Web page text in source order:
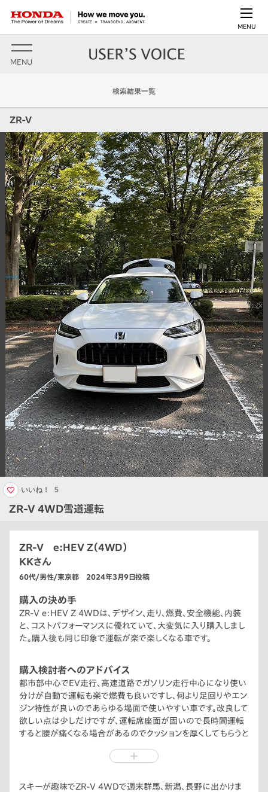
MENU
MENU
検索結果一覧
ZR-V
ZR-V 4WD雪道運転
いいね！ 5
ZR-V e:HEV Z（4WD）
KKさん
60代/男性/東京都 2024年3月9日投稿
購入の決め手
ZR-V e:HEV Z 4WDは、デザイン、走り、燃費、安全機能、内装
と、コストパフォーマンスに優れていて、大変気に入り購入しまし
た。購入後も同じ印象で運転が楽で楽しくなる車です。
購入検討者へのアドバイス
都市部中心でEV走行、高速道路でガソリン走行中心になり使い
分けが自動で運転も楽で燃費も良いですし、何より足回りやエン
ジン特性が良いのであらゆる場面で使いやすい車です。改良して
欲しい点は少しだけですが、運転席座面が固いので長時間運転
すると腰が痛くなる場合があるのでクッションを厚くしてもらうと
送風が届かないので改良されるとありがたいです。
スキーが趣味でZR-V 4WDで週末群馬、新潟、長野に出かけま